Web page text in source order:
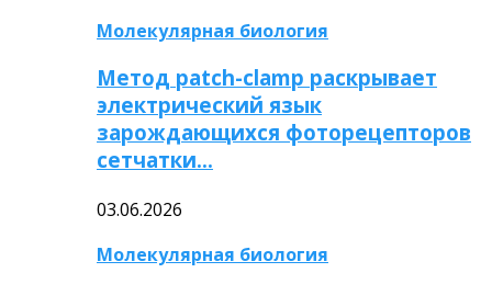
Молекулярная биология
Метод patch-clamp раскрывает
электрический язык
зарождающихся фоторецепторов
сетчатки…
03.06.2026
Молекулярная биология